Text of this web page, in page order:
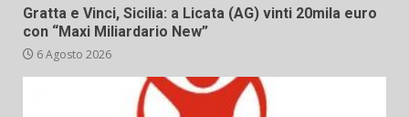
Gratta e Vinci, Sicilia: a Licata (AG) vinti 20mila euro
con “Maxi Miliardario New”
6 Agosto 2026